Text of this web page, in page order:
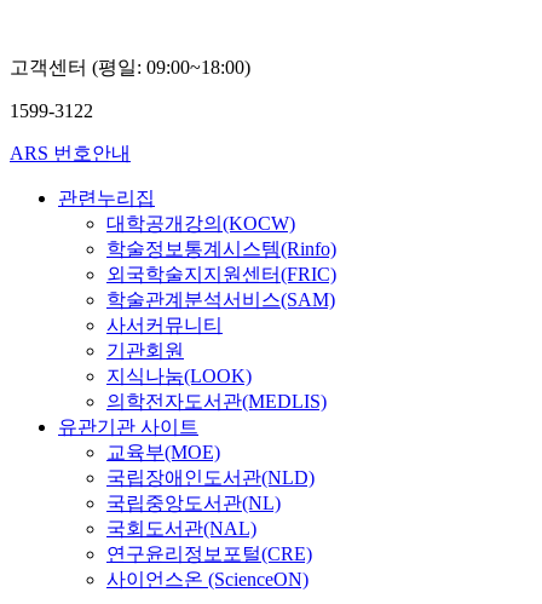
고객센터 (평일: 09:00~18:00)
1599-3122
ARS 번호안내
관련누리집
대학공개강의(KOCW)
학술정보통계시스템(Rinfo)
외국학술지지원센터(FRIC)
학술관계분석서비스(SAM)
사서커뮤니티
기관회원
지식나눔(LOOK)
의학전자도서관(MEDLIS)
유관기관 사이트
교육부(MOE)
국립장애인도서관(NLD)
국립중앙도서관(NL)
국회도서관(NAL)
연구윤리정보포털(CRE)
사이언스온 (ScienceON)